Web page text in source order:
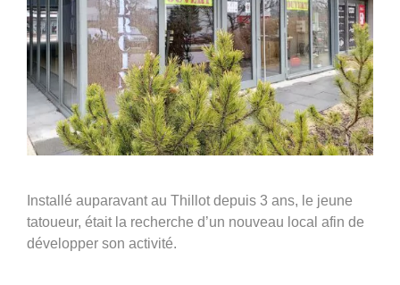
Découvrir Avinim
Ensemble en confiance
03 29 22 30 00
Lundi au vendredi ( 8h00 – 17h00 )
Installé auparavant au Thillot depuis 3 ans, le jeune
tatoueur, était la recherche d’un nouveau local afin de
développer son activité.